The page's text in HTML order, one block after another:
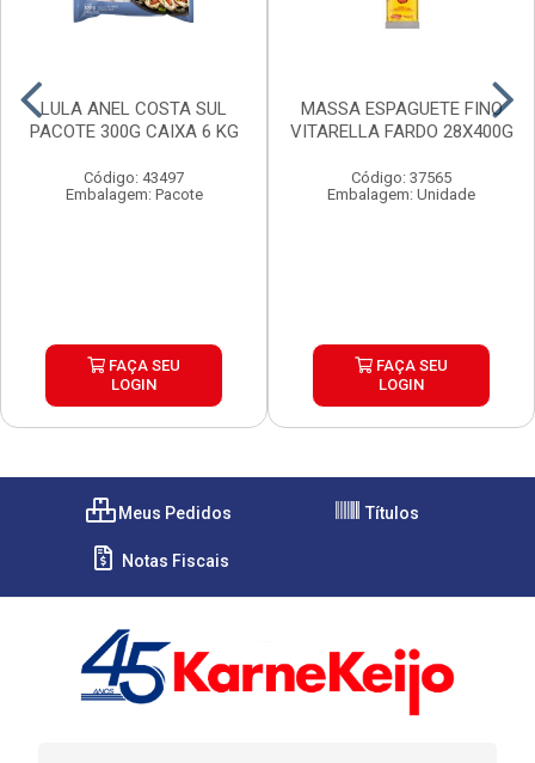
LULA ANEL COSTA SUL
PACOTE 300G CAIXA 6 KG
Código: 43497
Embalagem: Pacote
FAÇA SEU
LOGIN
MASSA ESPAGUETE FINO
VITARELLA FARDO 28X400G
Código: 37565
Embalagem: Unidade
FAÇA SEU
LOGIN
Meus Pedidos Títulos
Notas Fiscais